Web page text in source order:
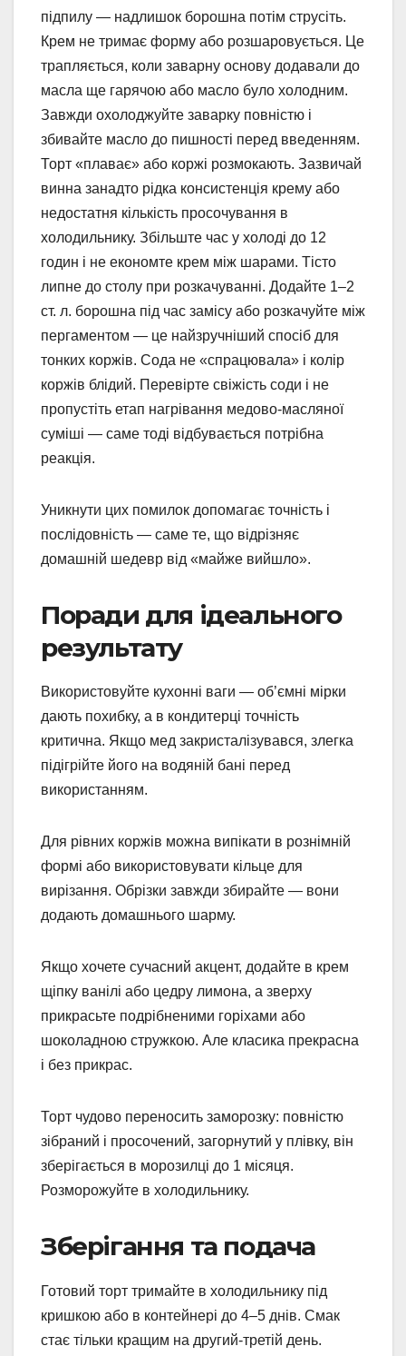
підпилу — надлишок борошна потім струсіть.
Крем не тримає форму або розшаровується. Це
трапляється, коли заварну основу додавали до
масла ще гарячою або масло було холодним.
Завжди охолоджуйте заварку повністю і
збивайте масло до пишності перед введенням.
Торт «плаває» або коржі розмокають. Зазвичай
винна занадто рідка консистенція крему або
недостатня кількість просочування в
холодильнику. Збільште час у холоді до 12
годин і не економте крем між шарами. Тісто
липне до столу при розкачуванні. Додайте 1–2
ст. л. борошна під час замісу або розкачуйте між
пергаментом — це найзручніший спосіб для
тонких коржів. Сода не «спрацювала» і колір
коржів блідий. Перевірте свіжість соди і не
пропустіть етап нагрівання медово-масляної
суміші — саме тоді відбувається потрібна
реакція.
Уникнути цих помилок допомагає точність і
послідовність — саме те, що відрізняє
домашній шедевр від «майже вийшло».
Поради для ідеального
результату
Використовуйте кухонні ваги — об’ємні мірки
дають похибку, а в кондитерці точність
критична. Якщо мед закристалізувався, злегка
підігрійте його на водяній бані перед
використанням.
Для рівних коржів можна випікати в рознімній
формі або використовувати кільце для
вирізання. Обрізки завжди збирайте — вони
додають домашнього шарму.
Якщо хочете сучасний акцент, додайте в крем
щіпку ванілі або цедру лимона, а зверху
прикрасьте подрібненими горіхами або
шоколадною стружкою. Але класика прекрасна
і без прикрас.
Торт чудово переносить заморозку: повністю
зібраний і просочений, загорнутий у плівку, він
зберігається в морозилці до 1 місяця.
Розморожуйте в холодильнику.
Зберігання та подача
Готовий торт тримайте в холодильнику під
кришкою або в контейнері до 4–5 днів. Смак
стає тільки кращим на другий-третій день.